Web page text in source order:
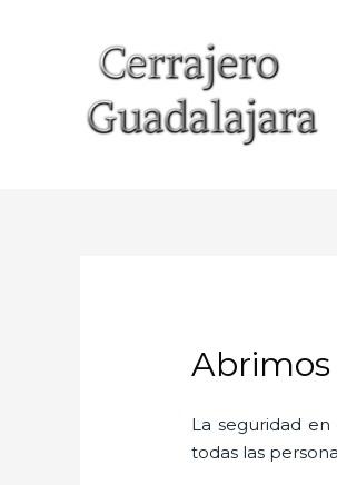
Abrimos
La seguridad
todas las